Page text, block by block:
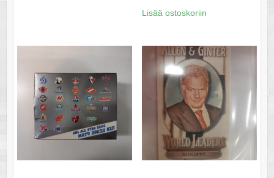
Lisää ostoskoriin